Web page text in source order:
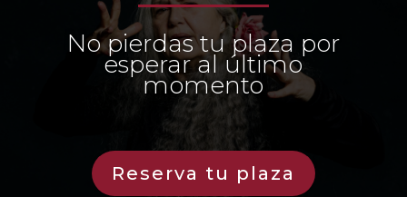
No pierdas tu plaza por
esperar al último
momento
Reserva tu plaza